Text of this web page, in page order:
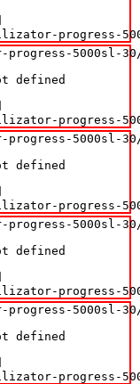
progress-
5000sl-30/
defined
progress-
5000sl-30/
defined
progress-
5000sl-30/
defined
progress-
5000sl-30/
defined
progress-